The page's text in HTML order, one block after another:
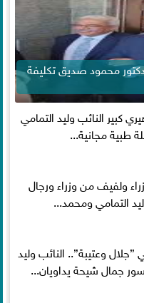
محمود صديق تكليفة
كبير النائب وليد التمامي
طبية مجانية...
ولفيف من وزراء ورجال
التمامي ومحمد...
وعتيبة”.. النائب وليد
جمال شيحة يداويان...